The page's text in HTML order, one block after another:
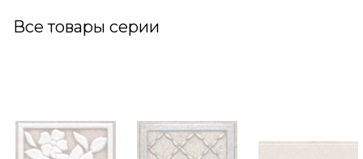
Все товары серии